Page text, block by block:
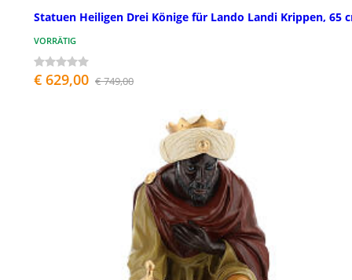
Statuen Heiligen Drei Könige für Lando Landi Krippen, 65
VORRÄTIG
€ 629,00 € 749,00